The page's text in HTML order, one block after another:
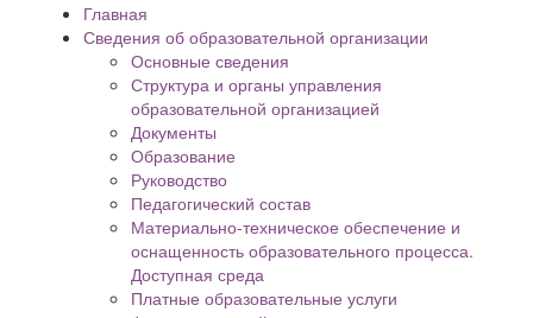
Главная
Сведения об образовательной организации
Основные сведения
Структура и органы управления
образовательной организацией
Документы
Образование
Руководство
Педагогический состав
Материально-техническое обеспечение и
оснащенность образовательного процесса.
Доступная среда
Платные образовательные услуги